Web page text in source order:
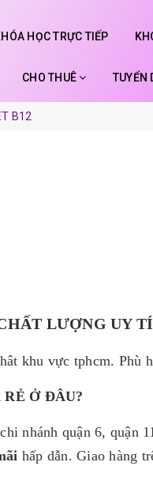
HỌC TRỰC TIẾP
CHO THUÊ TUYỂN
B12
LƯỢNG UY
khu vực tphcm. Phù
Ở ĐÂU?
nhánh quận 6, quận
hấp dẫn. Giao hàng